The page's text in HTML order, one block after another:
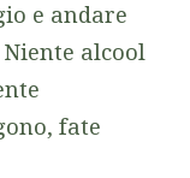
e andare
alcool
fate